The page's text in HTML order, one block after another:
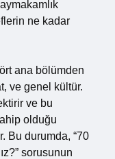
ne kadar
ana bölümden
ve genel kültür.
ve bu
olduğu
Bu durumda, “70
sorusunun